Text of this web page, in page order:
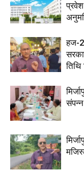
हज-
संपन्न